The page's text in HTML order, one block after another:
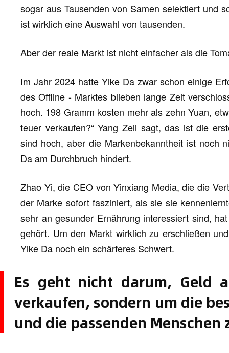
sogar aus Tausenden von Samen selektiert und
ist wirklich eine Auswahl von tausenden.
Aber der reale Markt ist nicht einfacher als die
Im Jahr 2024 hatte Yike Da zwar schon einige
des Offline - Marktes blieben lange Zeit
hoch. 198 Gramm kosten mehr als zehn Yuan,
teuer verkaufen?“ Yang Zeli sagt, das ist die
sind hoch, aber die Markenbekanntheit ist noch
Da am Durchbruch hindert.
Zhao Yi, die CEO von Yinxiang Media, die die
der Marke sofort fasziniert, als sie sie
sehr an gesunder Ernährung interessiert sind,
gehört. Um den Markt wirklich zu erschließen
Yike Da noch ein schärferes Schwert.
Es geht nicht darum, Geld
verkaufen, sondern um die
und die passenden Menschen